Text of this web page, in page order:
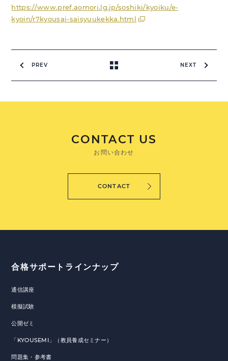
https://www.pref.aomori.lg.jp/soshiki/kyoiku/e-
kyoin/r7kyousai-saisyuukekka.html
PREV NEXT
CONTACT US
お問い合わせ
CONTACT
合格サポートラインナップ
通信講座
模擬試験
公開ゼミ
「KYOUSEMI」（教員養成セミナー）
問題集・参考書